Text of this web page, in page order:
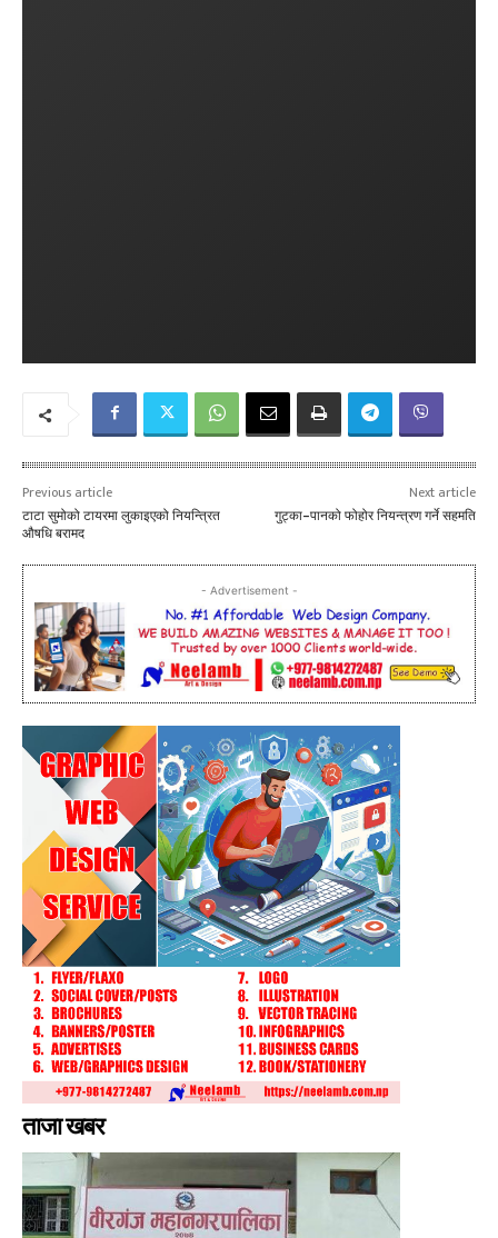
Previous article
टाटा सुमोको टायरमा लुकाइएको नियन्त्रित
औषधि बरामद
Next article
गुट्का–पानको फोहोर नियन्त्रण गर्ने सहमति
- Advertisement -
ताजा खबर